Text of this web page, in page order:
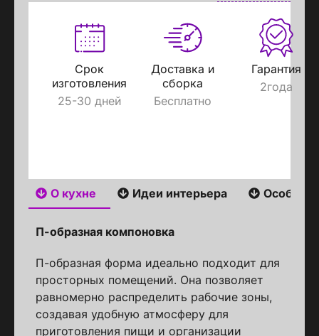
Срок
изготовления
25-30 дней
Доставка и
сборка
Бесплатно
Гарантия
2года
О кухне Идеи интерьера
П-образная компоновка
П-образная форма идеально подходит для
просторных помещений. Она позволяет
равномерно распределить рабочие зоны,
создавая удобную атмосферу для
приготовления пищи и организации